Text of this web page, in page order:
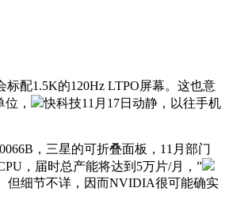
配1.5K的120Hz LTPO屏幕。这也意
，
快科技11月17日动静，以往手机
，三星的可折叠面板，11月部门
，届时总产能将达到5万片/月，”
但细节不详，因而NVIDIA很可能确实